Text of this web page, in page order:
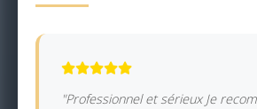
"Professionnel et sérieux Je